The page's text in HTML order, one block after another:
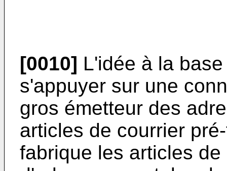
[0010] L'idée à la
s'appuyer sur une
gros émetteur des
articles de courrier
fabrique les articles